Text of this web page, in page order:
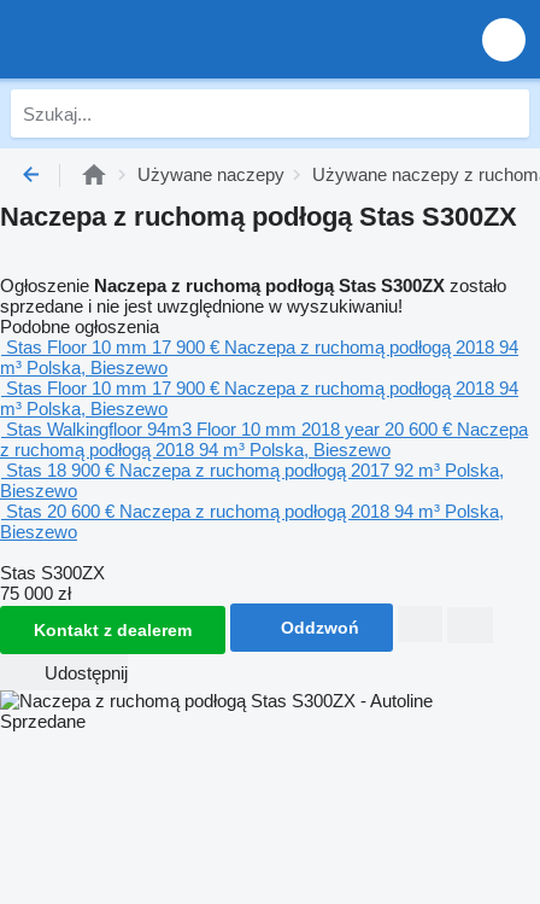
Używane naczepy Używane naczepy z
Naczepa z ruchomą podłogą Stas S300ZX
Ogłoszenie Naczepa z ruchomą podłogą Stas S300ZX zostało
sprzedane i nie jest uwzględnione w wyszukiwaniu!
Podobne ogłoszenia
Stas Floor 10 mm 17 900 € Naczepa z ruchomą podłogą 2018 94
m³ Polska, Bieszewo
Stas Floor 10 mm 17 900 € Naczepa z ruchomą podłogą 2018 94
m³ Polska, Bieszewo
Stas Walkingfloor 94m3 Floor 10 mm 2018 year 20 600 € Naczepa
z ruchomą podłogą 2018 94 m³ Polska, Bieszewo
Stas 18 900 € Naczepa z ruchomą podłogą 2017 92 m³ Polska,
Bieszewo
Stas 20 600 € Naczepa z ruchomą podłogą 2018 94 m³ Polska,
Bieszewo
Stas S300ZX
75 000 zł
Kontakt z dealerem Oddzwoń
Udostępnij
Sprzedane